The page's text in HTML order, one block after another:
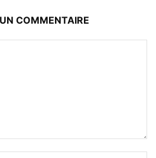
COMMENTAIRE